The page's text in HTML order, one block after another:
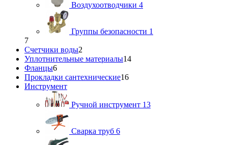
Воздухоотводчики 4
Группы безопасности 1
7
Счетчики воды2
Уплотнительные материалы14
Фланцы6
Прокладки сантехнические16
Инструмент
Ручной инструмент 13
Сварка труб 6